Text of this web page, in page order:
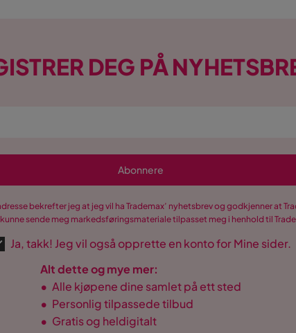
DEG PÅ
Abonnere
bekrefter jeg at jeg vil ha Trademax’ nyhetsbrev og godkjenner at
sende meg markedsføringsmateriale tilpasset meg i henhold til
Ja, takk! Jeg vil også opprette en konto for Mine sider.
Alt dette og mye mer:
• Alle kjøpene dine samlet på ett sted
• Personlig tilpassede tilbud
• Gratis og heldigitalt